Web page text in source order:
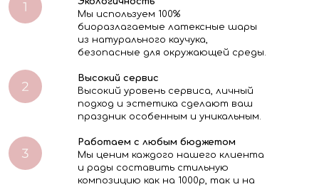
Мы используем 100%
биоразлагаемые латексные шары
из натурального каучука,
безопасные для окружающей среды.
Высокий сервис
Высокий уровень сервиса, личный
подход и эстетика сделают ваш
праздник особенным и уникальным.
Работаем с любым бюджетом
Мы ценим каждого нашего клиента
и рады составить стильную
композицию как на 1000р, так и на